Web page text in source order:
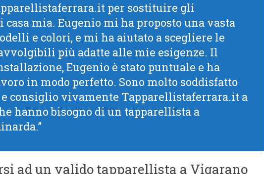
per sostituire gli
mia. Eugenio mi ha proposto una vasta
e colori, e mi ha aiutato a scegliere le
più adatte alle mie esigenze. Il
Eugenio è stato puntuale e ha
in modo perfetto. Sono molto soddisfatto
consiglio vivamente Tapparellistaferrara.it a
hanno bisogno di un tapparellista a
ad un valido tapparellista a Vigarano